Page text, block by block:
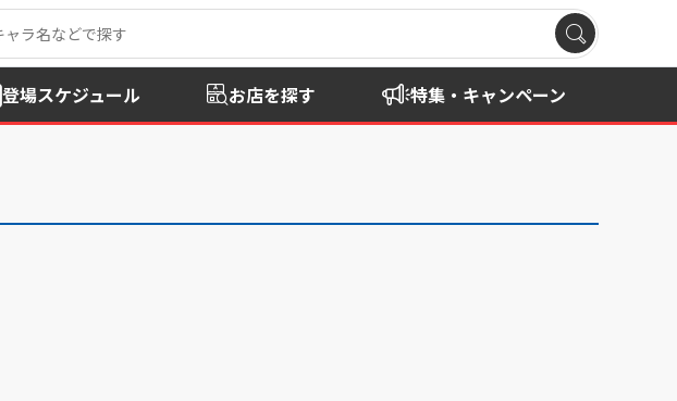
登場スケジュール お店を探す 特集・キャンペーン